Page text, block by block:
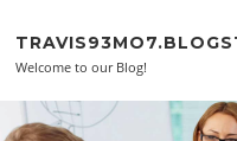
Welcome to our Blog!